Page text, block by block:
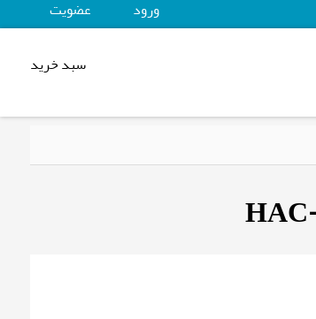
ورود عضويت
سبد خرید